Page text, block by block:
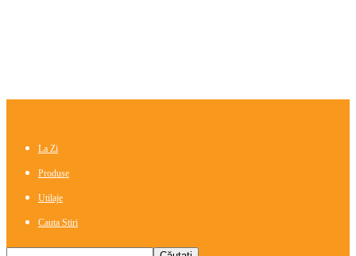
La Zi
Produse
Utilaje
Cauta Stiri